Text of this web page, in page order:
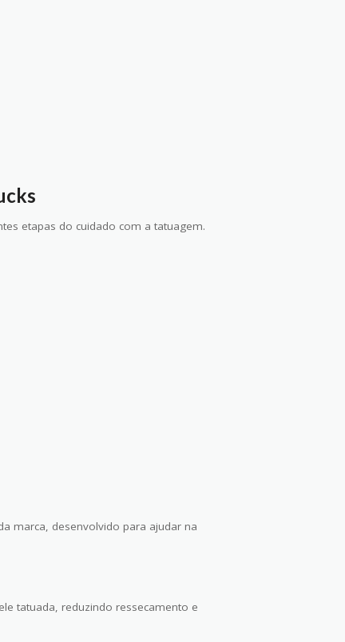
etapas do cuidado com a tatuagem.
marca, desenvolvido para ajudar na
tatuada, reduzindo ressecamento e